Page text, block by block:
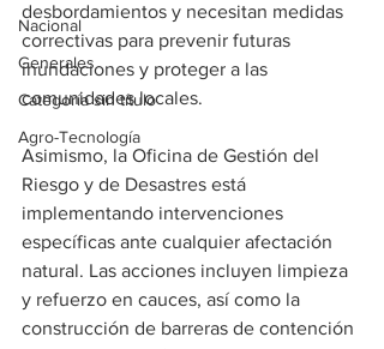
Nacional
Generales
Categoría sin título
Agro-Tecnología
desbordamientos y necesitan medidas
correctivas para prevenir futuras
inundaciones y proteger a las
comunidades locales.
Asimismo, la Oficina de Gestión del
Riesgo y de Desastres está
implementando intervenciones
específicas ante cualquier afectación
natural. Las acciones incluyen limpieza
y refuerzo en cauces, así como la
construcción de barreras de contención